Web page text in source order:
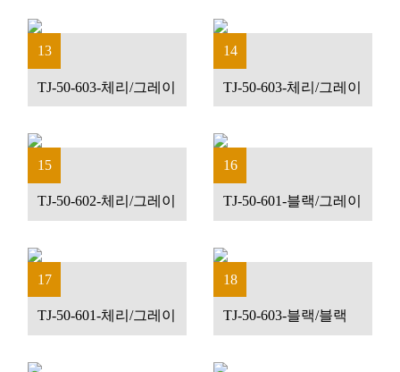
13
TJ-50-603-체리/그레이
14
TJ-50-603-체리/그레이
15
TJ-50-602-체리/그레이
16
TJ-50-601-블랙/그레이
17
TJ-50-601-체리/그레이
18
TJ-50-603-블랙/블랙